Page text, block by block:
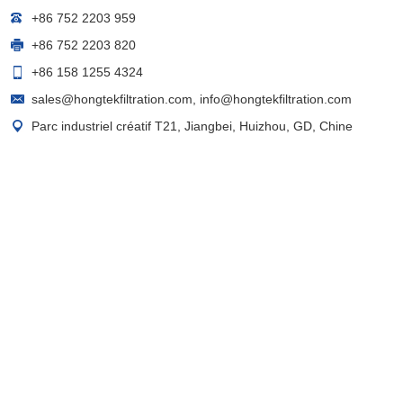
+86 752 2203 959
+86 752 2203 820
+86 158 1255 4324
sales@hongtekfiltration.com, info@hongtekfiltration.com
Parc industriel créatif T21, Jiangbei, Huizhou, GD, Chine